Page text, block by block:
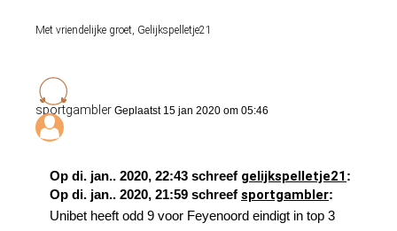
Met vriendelijke groet, Gelijkspelletje21
sportgambler Geplaatst 15 jan 2020 om 05:46
Op di. jan.. 2020, 22:43 schreef gelijkspelletje21:
Op di. jan.. 2020, 21:59 schreef sportgambler:
Unibet heeft odd 9 voor Feyenoord eindigt in top 3